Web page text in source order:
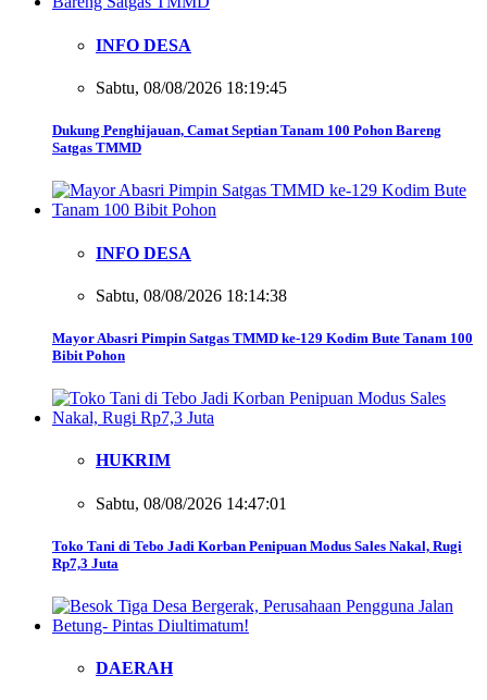
INFO DESA
Sabtu, 08/08/2026 18:19:45
Dukung Penghijauan, Camat Septian Tanam 100 Pohon Bareng
Satgas TMMD
INFO DESA
Sabtu, 08/08/2026 18:14:38
Mayor Abasri Pimpin Satgas TMMD ke-129 Kodim Bute Tanam 100
Bibit Pohon
HUKRIM
Sabtu, 08/08/2026 14:47:01
Toko Tani di Tebo Jadi Korban Penipuan Modus Sales Nakal, Rugi
Rp7,3 Juta
DAERAH